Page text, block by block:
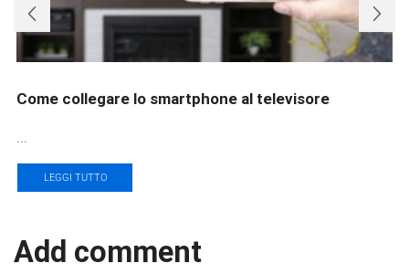
Come collegare lo smartphone al televisore
...
LEGGI TUTTO
Add comment